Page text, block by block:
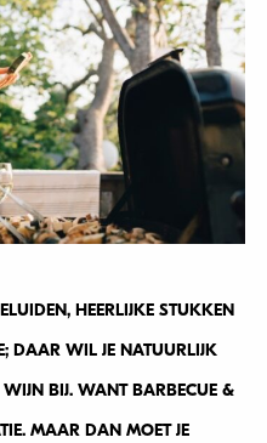
HEERLIJKE STUKKEN
DAAR WIL JE NATUURLIJK
WIJN BIJ. WANT BARBECUE &
MAAR DAN MOET JE